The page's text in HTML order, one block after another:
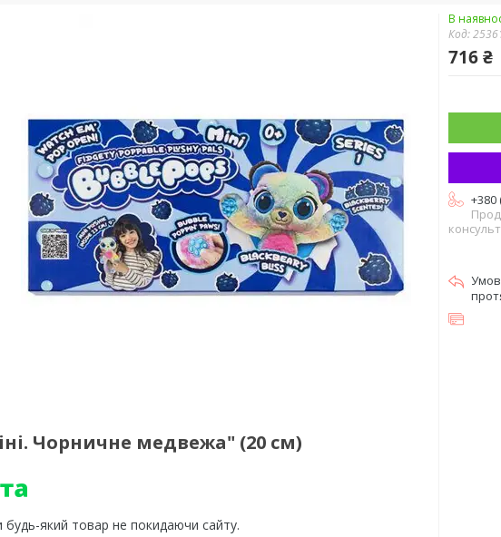
Чорничне медвежа" (20 см)
будь-який товар не покидаючи сайту.
В
Код:
716 ₴
+380